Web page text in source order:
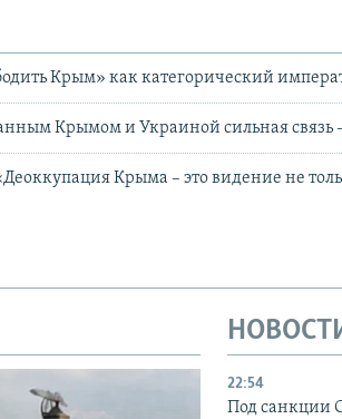
Крым» как категорический
Крымом и Украиной сильная связь
Крыма – это видение не
22:54
Под санкции